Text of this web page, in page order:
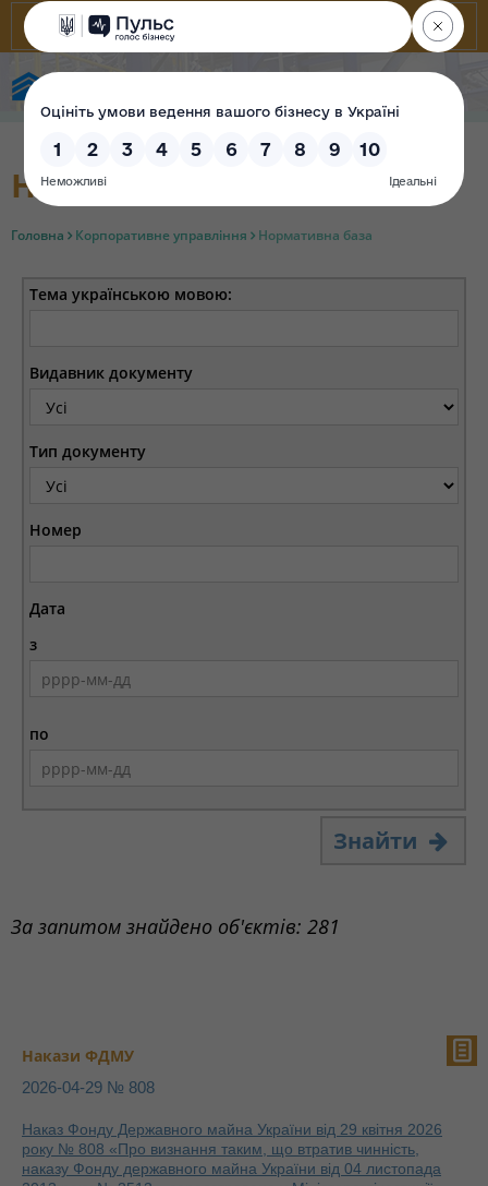
Нормативна база
Головна Корпоративне управління Нормативна база
Тема українською мовою:
Видавник документу
Тип документу
Номер
Дата
з
по
Знайти
За запитом знайдено об'єктів: 281
Накази ФДМУ
2026-04-29 № 808
Наказ Фонду Державного майна України від 29 квітня 2026
року № 808 «Про визнання таким, що втратив чинність,
наказу Фонду державного майна України від 04 листопада